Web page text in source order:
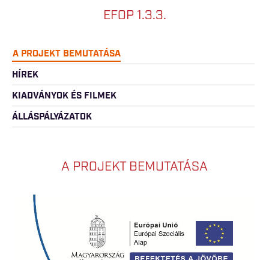
EFOP 1.3.3.
A PROJEKT BEMUTATÁSA
HÍREK
KIADVÁNYOK ÉS FILMEK
ÁLLÁSPÁLYÁZATOK
A PROJEKT BEMUTATÁSA